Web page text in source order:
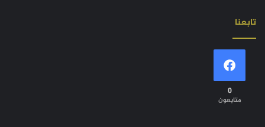
تابعنا
0
متابعون